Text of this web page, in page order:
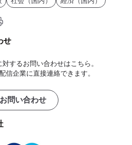
せ
するお問い合わせはこちら。
信企業に直接連絡できます。
お問い合わせ